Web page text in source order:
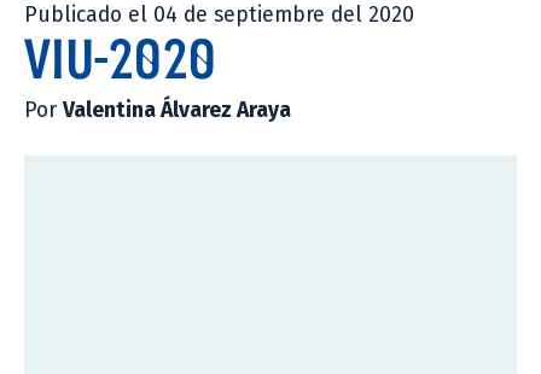
Publicado el 04 de septiembre del 2020
VIU-2020
PorValentina Álvarez Araya